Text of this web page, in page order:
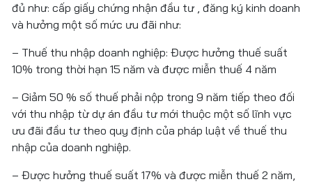
đủ như: cấp giấy chứng nhận đầu tư , đăng ký kinh doanh
và hưởng một số mức ưu đãi như:
– Thuế thu nhập doanh nghiệp: Được hưởng thuế suất
10% trong thời hạn 15 năm và được miễn thuế 4 năm
– Giảm 50 % số thuế phải nộp trong 9 năm tiếp theo đối
với thu nhập từ dự án đầu tư mới thuộc một số lĩnh vực
ưu đãi đầu tư theo quy định của pháp luật về thuế thu
nhập của doanh nghiệp.
– Được hưởng thuế suất 17% và được miễn thuế 2 năm,